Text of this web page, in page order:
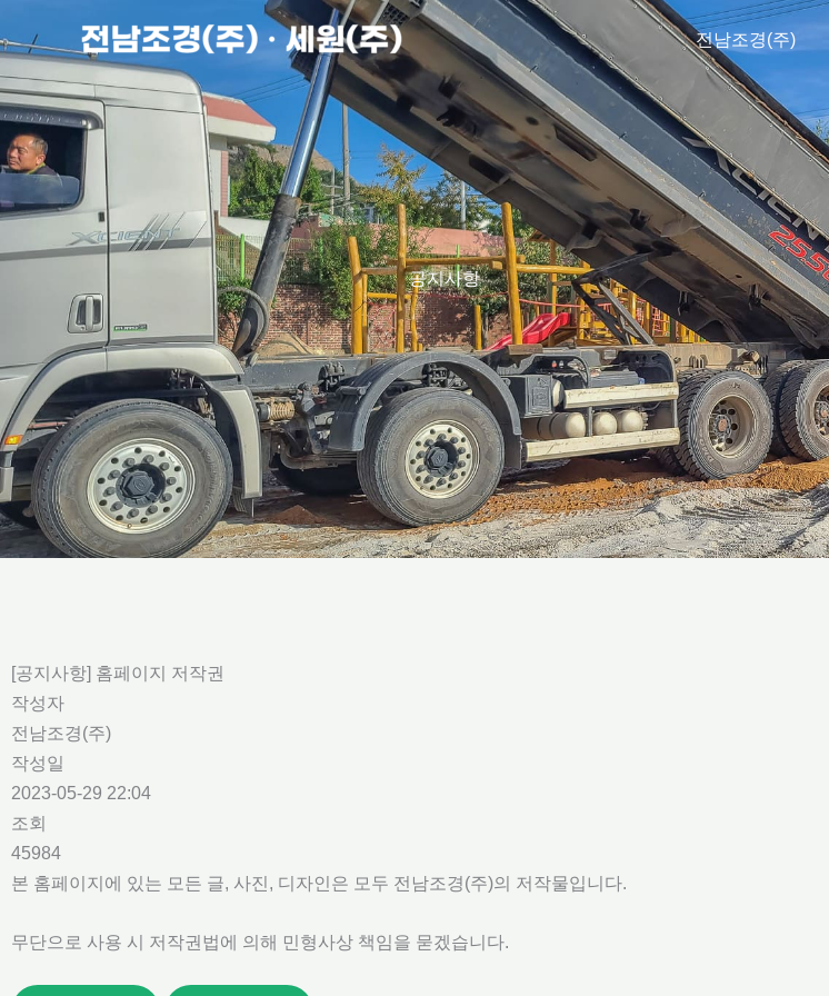
텐
츠
로
건
너
기
전남조경(주)
공지사항
[공지사항] 홈페이지 저작권
작성자
전남조경(주)
작성일
2023-05-29 22:04
조회
45984
본 홈페이지에 있는 모든 글, 사진, 디자인은 모두 전남조경(주)의 저작물입니다.
무단으로 사용 시 저작권법에 의해 민형사상 책임을 묻겠습니다.